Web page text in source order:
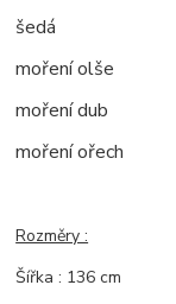
šedá
moření olše
moření dub
moření ořech
Rozměry :
Šířka : 136 cm